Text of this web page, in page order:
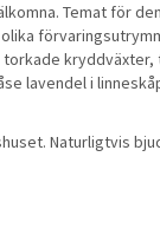
Temat för
lavendel i
Naturligtvis